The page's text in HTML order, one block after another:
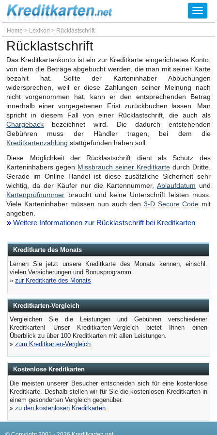
Home > Lexikon > Rücklastschrift
Rücklastschrift
Das Kreditkartenkonto ist ein zur Kreditkarte eingerichtetes Konto,
von dem die Beträge abgebucht werden, die man mit seiner Karte
bezahlt hat. Sollte der Karteninhaber Abbuchungen
widersprechen, weil er diese Zahlungen seiner Meinung nach
nicht vorgenommen hat, kann er den entsprechenden Betrag
innerhalb einer vorgegebenen Frist zurückbuchen lassen. Man
spricht in diesem Fall von einer Rücklastschrift, die auch als
Chargeback bezeichnet wird. Die dadurch entstehenden
Gebühren muss der Händler tragen, bei dem die
Kreditkartenzahlung stattgefunden haben soll.
Diese Möglichkeit der Rücklastschrift dient als Schutz des
Karteninhabers gegen Missbrauch seiner Kreditkartedurch Dritte.
Gerade im Online Handel ist diese zusätzliche Sicherheit sehr
wichtig, da der Käufer nur die Kartennummer, Ablaufdatum und
Kartenprüfnummer braucht und keine Unterschrift leisten muss.
Viele Karteninhaber müssen nun auch den 3-D Secure Code mit
angeben.
Weitere Informationen zur Rücklastschrift bei Kreditkarten
Kreditkarte des Monats
Lernen Sie jetzt unsere Kreditkarte des Monats kennen, einschl.
vielen Versicherungen und Bonusprogramm.
»zur Kreditkarte des Monats
Kreditkarten-Vergleich
Vergleichen Sie die Leistungen und Gebühren verschiedener
Kreditkarten! Unser Kreditkarten-Vergleich bietet Ihnen einen
Überblick zu über 100 Kreditkarten mit allen Leistungen.
»zum Kreditkarten-Vergleich
Kostenlose Kreditkarten
Die meisten unserer Besucher entscheiden sich für eine kostenlose
Kreditkarte. Deshalb stellen wir für Sie die kostenlosen Kreditkarten in
einem gesonderten Vergleich gegenüber.
»zu den kostenlosen Kreditkarten